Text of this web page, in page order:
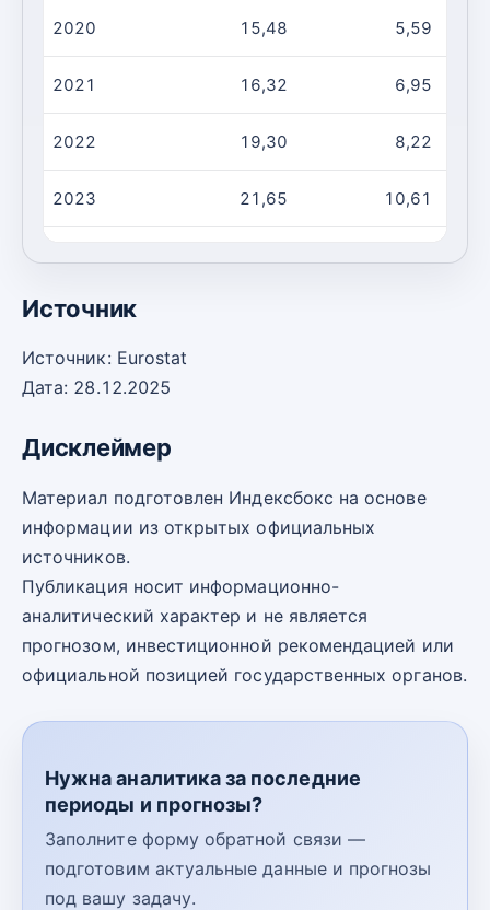
2020 15,48 5,59
2021 16,32 6,95
2022 19,30 8,22
2023 21,65 10,61
Источник
Источник: Eurostat
Дата: 28.12.2025
Дисклеймер
Материал подготовлен Индексбокс на основе
информации из открытых официальных
источников.
Публикация носит информационно-
аналитический характер и не является
прогнозом, инвестиционной рекомендацией или
официальной позицией государственных органов.
Нужна аналитика за последние
периоды и прогнозы?
Заполните форму обратной связи —
подготовим актуальные данные и прогнозы
под вашу задачу.